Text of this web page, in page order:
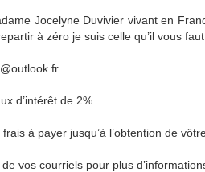
Jocelyne Duvivier vivant en
à zéro je suis celle qu’il vous
d’intérêt de 2%
frais à payer jusqu’à l’obtention de
vos courriels pour plus